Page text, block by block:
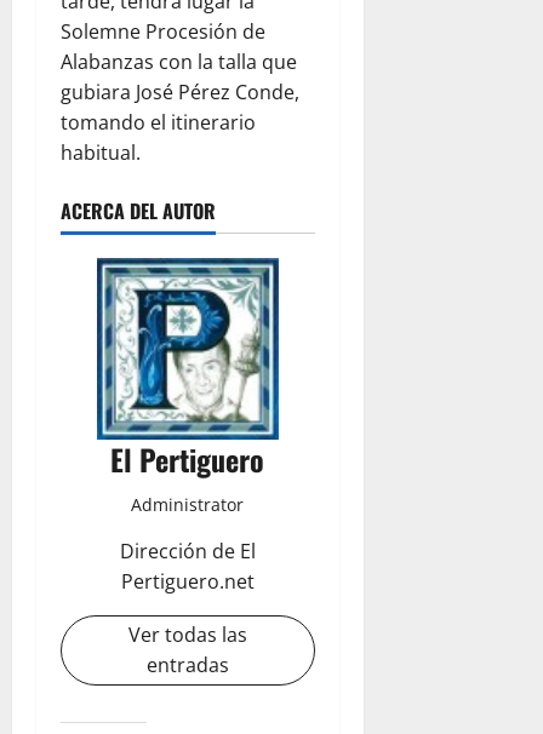
Solemne Procesión de
Alabanzas con la talla que
gubiara José Pérez Conde,
tomando el itinerario
habitual.
ACERCA DEL AUTOR
El Pertiguero
Administrator
Dirección de El
Pertiguero.net
Ver todas las
entradas